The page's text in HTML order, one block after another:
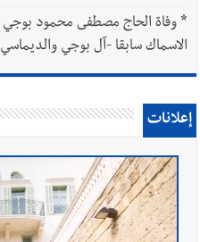
*
الاسماك سابقا -آل بوجي والديماسي
إعلانات